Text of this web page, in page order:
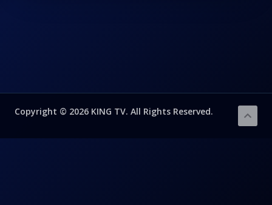
Copyright © 2026 KING TV. All Rights Reserved.